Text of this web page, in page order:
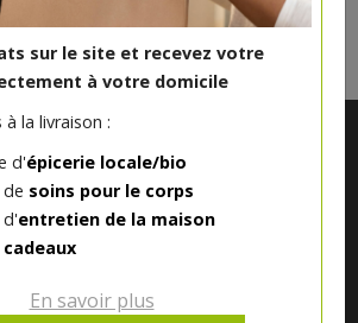
sur le site et recevez votre
à votre domicile
la livraison :
d'épicerie locale/bio
soins pour le corps
entretien de la maison
En savoir plus